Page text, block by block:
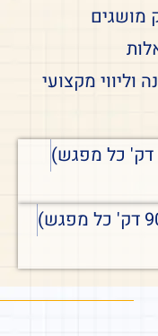
מושגים
וליווי מקצועי